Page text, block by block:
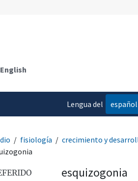
Lengua del
español
fisiología crecimiento y
esquizogonia